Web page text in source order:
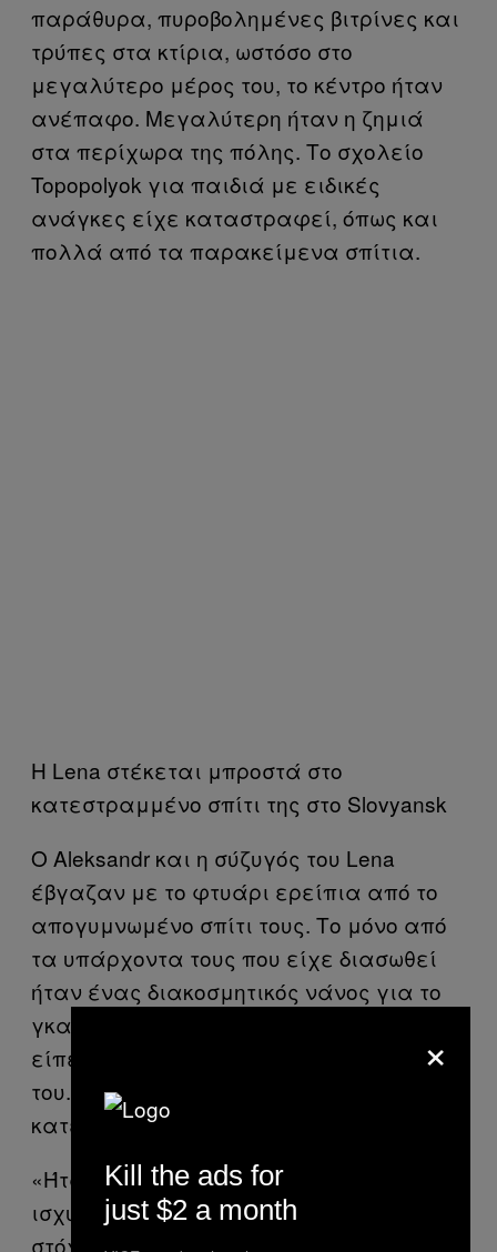
παράθυρα, πυροβολημένες βιτρίνες και
τρύπες στα κτίρια, ωστόσο στο
μεγαλύτερο μέρος του, το κέντρο ήταν
ανέπαφο. Μεγαλύτερη ήταν η ζημιά
στα περίχωρα της πόλης. Το σχολείο
Topopolyok για παιδιά με ειδικές
ανάγκες είχε καταστραφεί, όπως και
πολλά από τα παρακείμενα σπίτια.
Η Lena στέκεται μπροστά στο
κατεστραμμένο σπίτι της στο Slovyansk
Ο Aleksandr και η σύζυγός του Lena
έβγαζαν με το φτυάρι ερείπια από το
απογυμνωμένο σπίτι τους. Το μόνο από
τα υπάρχοντα τους που είχε διασωθεί
ήταν ένας διακοσμητικός νάνος για το
γκαζόν. «Κάποτε αυτό ήταν διώροφο»
είπε ο Aleksandr, κουνώντας το κεφάλι
του. Ο πάνω όροφος ήταν εντελώς
κατεστραμμένος.
«Ήταν ο ουκρανικός στρατός»
ισχυρίστηκε η Lena. «Δεν ξέρω τι είχαν
στόχο. Υπήρχε η φήμη ότι στο σχολείο
×
Kill the ads for
just $2 a month